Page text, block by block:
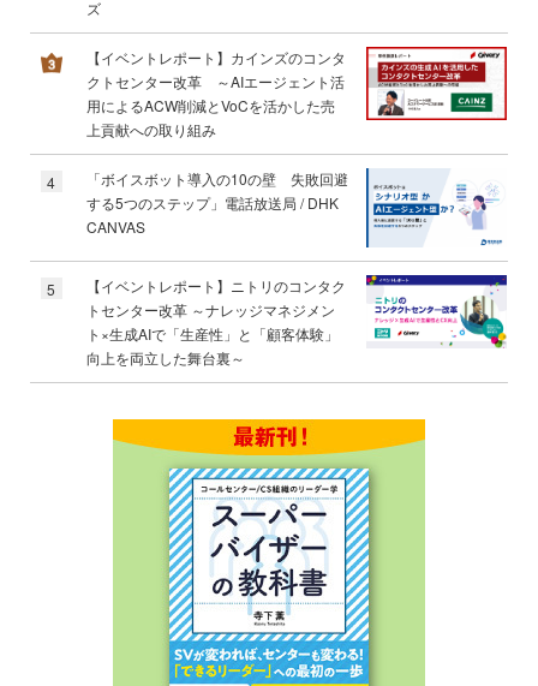
ズ
【イベントレポート】カインズのコンタ
クトセンター改革 ～AIエージェント活
用によるACW削減とVoCを活かした売
上貢献への取り組み
4
「ボイスボット導入の10の壁 失敗回避
する5つのステップ」電話放送局 / DHK
CANVAS
5
【イベントレポート】ニトリのコンタク
トセンター改革 ～ナレッジマネジメン
ト×生成AIで「生産性」と「顧客体験」
向上を両立した舞台裏～